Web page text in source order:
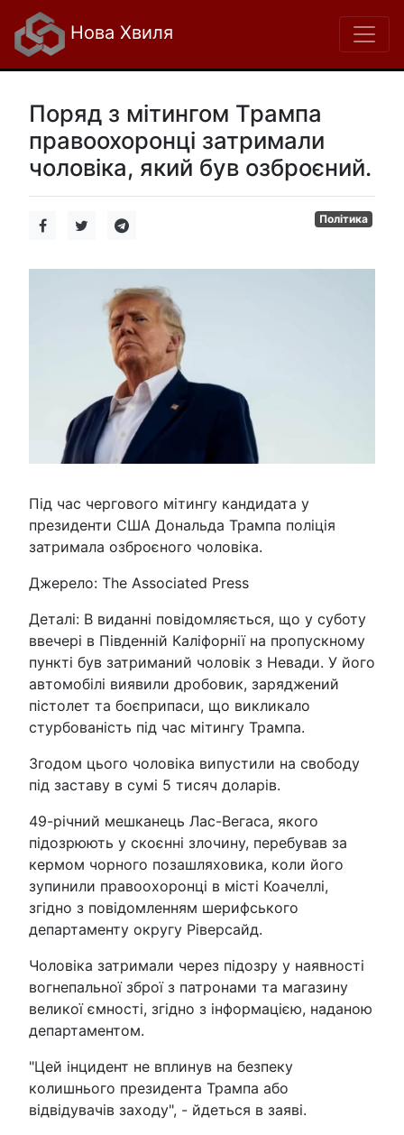
Нова Хвиля
Поряд з мітингом Трампа
правоохоронці затримали
чоловіка, який був озброєний.
Політика
Під час чергового мітингу кандидата у
президенти США Дональда Трампа поліція
затримала озброєного чоловіка.
Джерело: The Associated Press
Деталі: В виданні повідомляється, що у суботу
ввечері в Південній Каліфорнії на пропускному
пункті був затриманий чоловік з Невади. У його
автомобілі виявили дробовик, заряджений
пістолет та боєприпаси, що викликало
стурбованість під час мітингу Трампа.
Згодом цього чоловіка випустили на свободу
під заставу в сумі 5 тисяч доларів.
49-річний мешканець Лас-Вегаса, якого
підозрюють у скоєнні злочину, перебував за
кермом чорного позашляховика, коли його
зупинили правоохоронці в місті Коачеллі,
згідно з повідомленням шерифського
департаменту округу Ріверсайд.
Чоловіка затримали через підозру у наявності
вогнепальної зброї з патронами та магазину
великої ємності, згідно з інформацією, наданою
департаментом.
"Цей інцидент не вплинув на безпеку
колишнього президента Трампа або
відвідувачів заходу", - йдеться в заяві.